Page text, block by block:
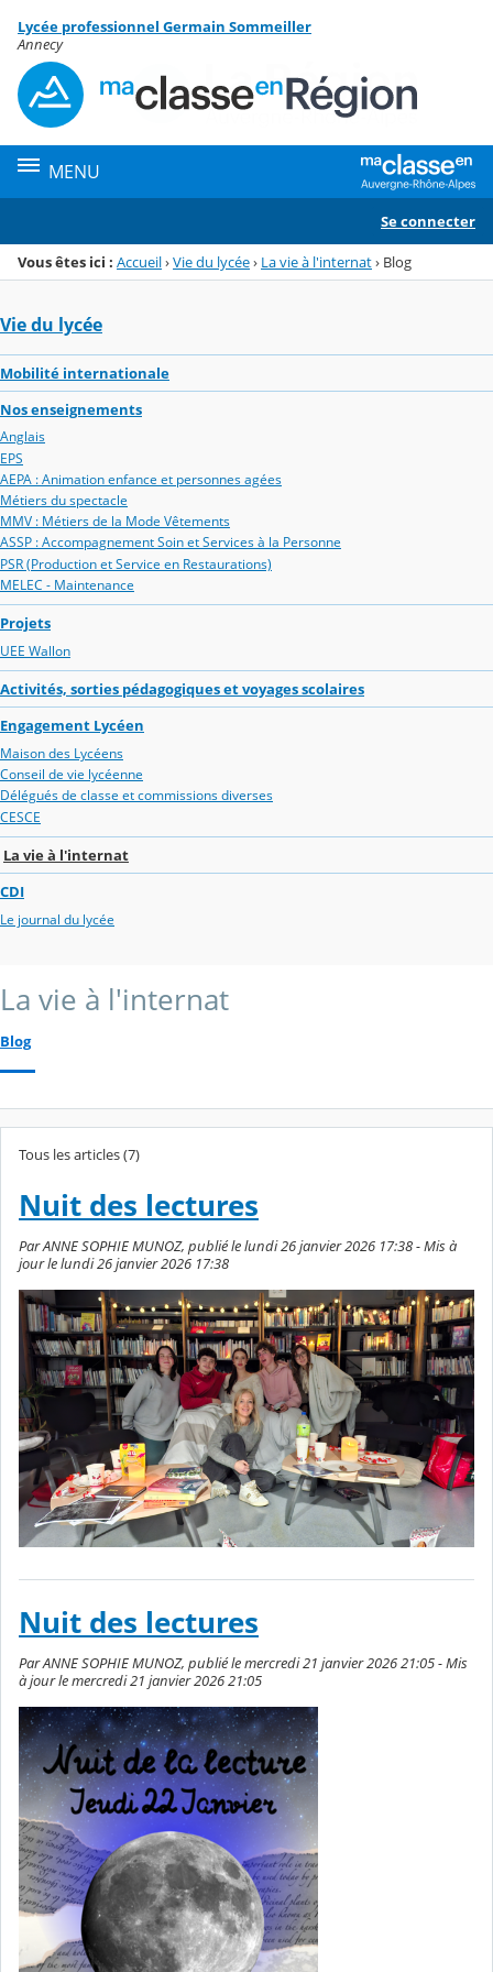
Menu de la rubrique
Contenu
Lycée professionnel Germain Sommeiller
Annecy
MENU
Se connecter
Vous êtes ici : Accueil›Vie du lycée› La vie à l'internat› Blog
Vie du lycée
Mobilité internationale
Nos enseignements
Anglais
EPS
AEPA : Animation enfance et personnes agées
Métiers du spectacle
MMV : Métiers de la Mode Vêtements
ASSP : Accompagnement Soin et Services à la Personne
PSR (Production et Service en Restaurations)
MELEC - Maintenance
Projets
UEE Wallon
Activités, sorties pédagogiques et voyages scolaires
Engagement Lycéen
Maison des Lycéens
Conseil de vie lycéenne
Délégués de classe et commissions diverses
CESCE
La vie à l'internat
CDI
Le journal du lycée
La vie à l'internat
Blog
Tous les articles (7)
Nuit des lectures
Par ANNE SOPHIE MUNOZ, publié le lundi 26 janvier 2026 17:38 - Mis à
jour le lundi 26 janvier 2026 17:38
Nuit des lectures
Par ANNE SOPHIE MUNOZ, publié le mercredi 21 janvier 2026 21:05 - Mis
à jour le mercredi 21 janvier 2026 21:05